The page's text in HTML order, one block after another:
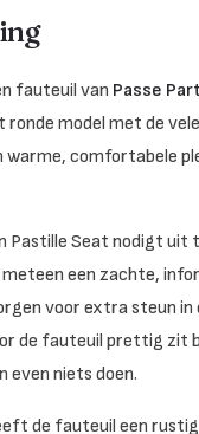
fauteuil van Passe
model met de
warme, comfortabele
Pastille Seat nodigt uit
een zachte,
voor extra steun in
de fauteuil prettig zit
even niets doen.
de fauteuil een